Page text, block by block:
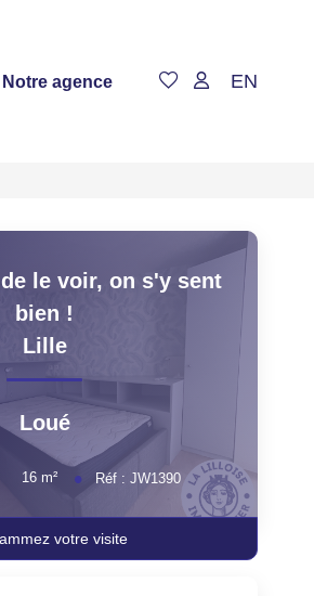
Notre agence EN
le voir, on s'y sent
bien !
Lille
Loué
16m² Réf :JW1390
votre visite